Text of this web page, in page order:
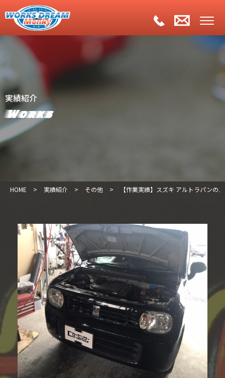
実績紹介
Works
HOME > 実績紹介 > その他 > 【作業実績】スズキ アルトラパンの